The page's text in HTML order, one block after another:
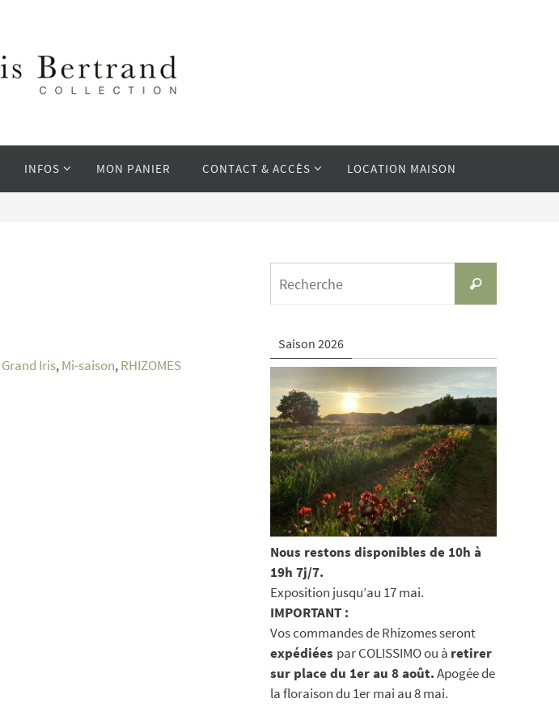
INFOS MON PANIER CONTACT & ACCÈS LOCATION MAISON
Grand Iris,Mi-saison,RHIZOMES
Recherche
Saison 2026
Nous restons disponibles de 10h à
19h 7j/7.
Exposition jusqu’au 17 mai.
IMPORTANT :
Vos commandes de Rhizomes seront
expédiées par COLISSIMO ou à retirer
sur place du 1er au 8 août.Apogée de
la floraison du 1er mai au 8 mai.